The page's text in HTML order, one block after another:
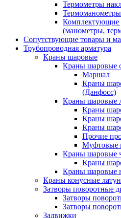
Термометры
Термоманометры
(манометры,
Сопутствующие товары и
Трубопроводная арматура
Краны шаровые
Краны шаровые
Маршал
Краны
(Данфосс)
Краны шаровые
Краны
Краны
Краны
Прочие
Муфтовые
Краны шаровые
Краны
Краны шаровые
Краны конусные
Затворы поворотные
Затворы
Затворы
Задвижки